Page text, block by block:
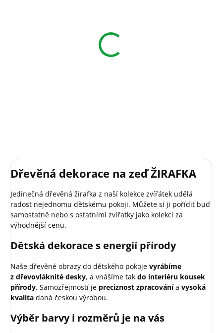
Dřevěná dekorace na zeď ŽIRAFKA
Jedinečná dřevěná žirafka z naší kolekce zvířátek udělá
radost nejednomu dětskému pokoji. Můžete si ji pořídit buď
samostatně nebo s ostatními zvířatky jako kolekci za
výhodnější cenu.
Dětská dekorace s energií přírody
Naše dřevěné obrazy do dětského pokoje vyrábíme
z dřevovláknité desky, a vnášíme tak do interiéru kousek
přírody. Samozřejmostí je preciznost zpracovánía vysoká
kvalita daná českou výrobou.
Výběr barvy i rozměrů je na vás